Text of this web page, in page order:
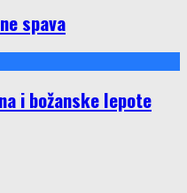
spava
i božanske lepote